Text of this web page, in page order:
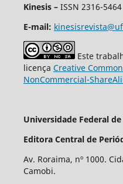
Kinesis – ISSN 2316-5464
E-mail:
Este
licença Creative
NonCommercial-
Universidade Federal
Editora Central de
Av. Roraima, nº 1000.
Camobi.